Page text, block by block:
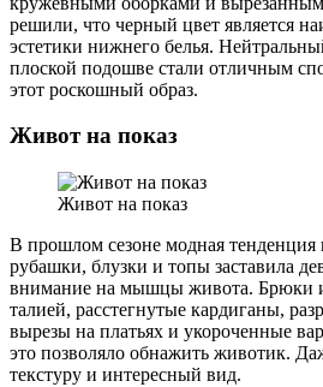
решили, что черный цвет является
эстетики нижнего белья.
плоской подошве стали отличным
этот роскошный образ.
Живот на показ
Живот на показ
В прошлом сезоне модная тенденция
рубашки, блузки и топы заставила
внимание на мышцы живота. Брюки
талией, расстегнутые кардиганы,
вырезы на платьях и укороченные
это позволяло обнажить животик.
текстуру и интересный вид.